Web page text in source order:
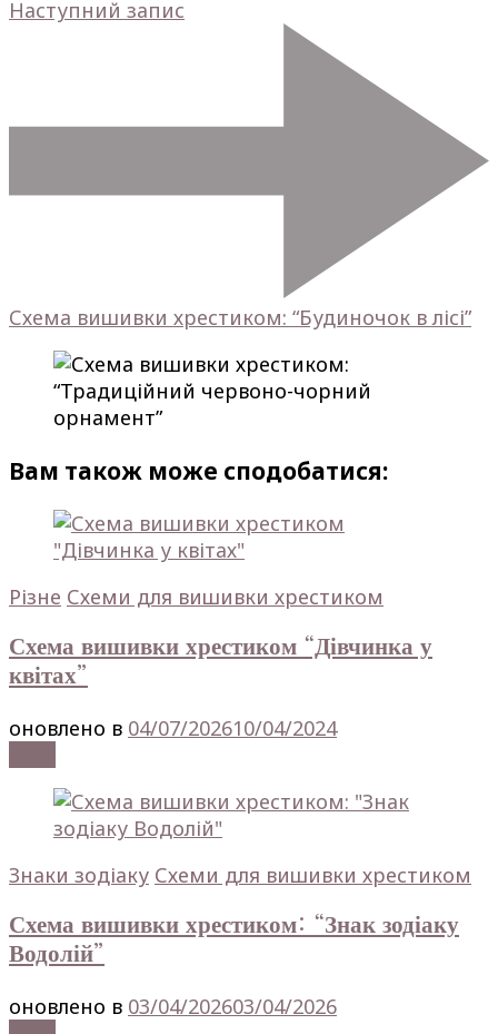
Наступний запис
Схема вишивки хрестиком: “Будиночок в лісі”
Вам також може сподобатися:
Різне Схеми для вишивки хрестиком
Схема вишивки хрестиком “Дівчинка у
квітах”
оновлено в 04/07/202610/04/2024
Знаки зодіаку Схеми для вишивки хрестиком
Схема вишивки хрестиком: “Знак зодіаку
Водолій”
оновлено в 03/04/202603/04/2026